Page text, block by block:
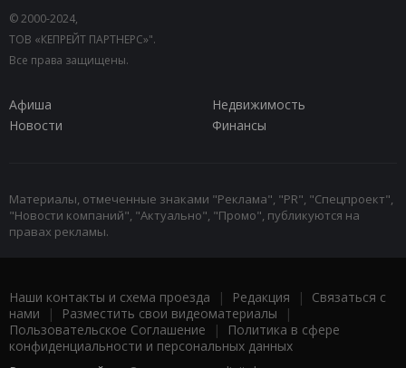
© 2000-2024,
ТОВ «КЕПРЕЙТ ПАРТНЕРС»".
Все права защищены.
Афиша
Недвижимость
Новости
Финансы
Материалы, отмеченные знаками "Реклама", "PR", "Спецпроект",
"Новости компаний", "Актуально", "Промо", публикуются на
правах рекламы.
Наши контакты и схема проезда | Редакция | Связаться с
нами | Разместить свои видеоматериалы |
Пользовательское Соглашение |
Политика в сфере
конфиденциальности и персональных данных